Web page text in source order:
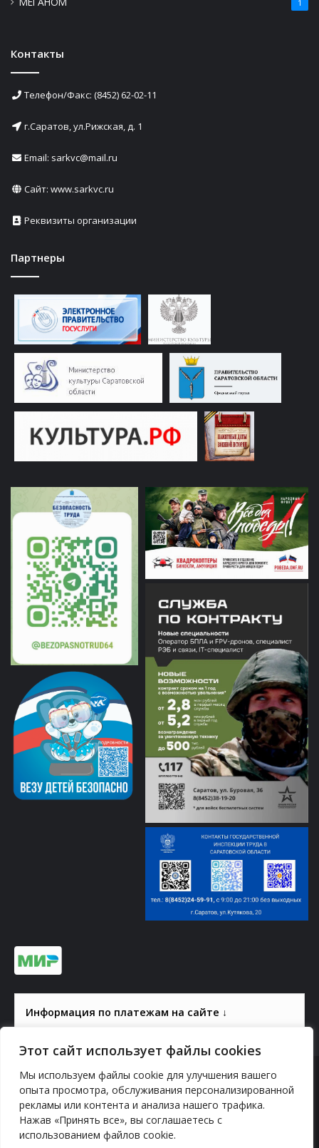
Этот сайт использует файлы cookies
Мы используем файлы cookie для улучшения вашего
опыта просмотра, обслуживания персонализированной
рекламы или контента и анализа нашего трафика.
Нажав «Принять все», вы соглашаетесь с
использованием файлов cookie.
1
Контакты
Телефон/Факс: (8452) 62-02-11
г.Саратов, ул.Рижская, д. 1
Email: sarkvc@mail.ru
Сайт: www.sarkvc.ru
Реквизиты организации
Партнеры
Информация по платежам на сайте ↓
© 2000-2026, ГАУК СОМ КВЦ
Политика конфиденциальности
YouTube
vk.com